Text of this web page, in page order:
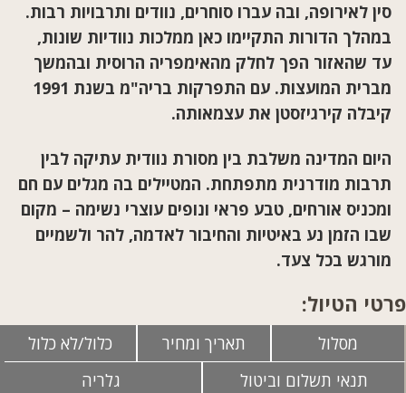
סין לאירופה, ובה עברו סוחרים, נוודים ותרבויות רבות.
במהלך הדורות התקיימו כאן ממלכות נוודיות שונות,
עד שהאזור הפך לחלק מהאימפריה הרוסית ובהמשך
מברית המועצות. עם התפרקות בריה"מ בשנת 1991
קיבלה קירגיזסטן את עצמאותה.
היום המדינה משלבת בין מסורת נוודית עתיקה לבין
תרבות מודרנית מתפתחת. המטיילים בה מגלים עם חם
ומכניס אורחים, טבע פראי ונופים עוצרי נשימה – מקום
שבו הזמן נע באיטיות והחיבור לאדמה, להר ולשמיים
מורגש בכל צעד.
פרטי הטיול:
מסלול תאריך ומחיר
כלול/לא כלול
תנאי תשלום וביטול
גלריה